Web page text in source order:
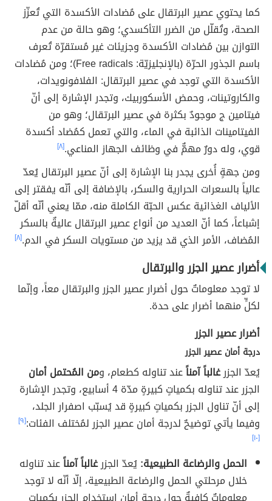
كما يحتوي عصير البرتقال على مُضادات الأكسدة التي تُعزّز
الصحة، وتُقلّل من الضرر التأكسدي؛ وهو حالة من عدم
التوازن بين مُضادات الأكسدة وجزيئات غير مُستقرّة تُعرف
باسم الجذور الحرّة (بالإنجليزيّة: Free radicals)؛ ومن مُضادات
الأكسدة التي توجد في عصير البرتقال: الفلافونويدات،
والكاروتينات، وحمض الأسكوربيك، وتجدر الإشارة إلى أنّ
فيتامين ج موجودٌ بكثرة في عصير البرتقال؛ وهو من
الفيتامينات الذائبة في الماء، والتي تعمل كمُضاد أكسدة
قوي، وله دورٌ مهمٌّ في وظائف الجهاز المناعي.[٨]
ومن جهةٍ أُخرى يجدر بنا الإشارة إلى أنّ عصير البرتقال يُعدّ
عالياً بالسعرات الحرارية والسكر، بالإضافة إلى أنّه يفقتر إلى
الألياف الغذائية عكس الحبّة الكاملة منه، ممّا يعني أنّه أقلّ
إشباعاً، كما أنّ العديد من أنواع عصير البرتقال عاليةٌ بالسكر
المُضاف، الأمر الذي قد يزيد من مستويات السكر في الدم.[٨]
أضرار عصير الجزر والبرتقال
لا توجد معلوماتٌ حول أضرار عصير الجزر والبرتقال معاً، وإنّما
لكلٍّ منهما أضرار على حدة.
أضرار عصير الجزر
درجة أمان عصير الجزر
يُعدّ الجزرغالباً آمناًعند تناوله كطعام، ومن المُحتمل أمان
الجزر عند تناوله بكمياتٍ كبيرةٍ مدّة 4 أسابيع، وتجدر الإشارة
إلى أنّ تناول الجزر بكمياتٍ كبيرةٍ قد يُسبّب اصفرار الجلد،
وفيما يأتي توضيحٌ لدرجة أمان عصير الجزر لمُختلف الفئات:[٩]
[١٠]
الحمل والرضاعة الطبيعية:يُعدّ الجزرغالباً آمناًعند تناوله
خلال مرحلتي الحمل والرضاعة الطبيعية، إلّا أنّه لا توجد